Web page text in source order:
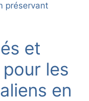
préservant
et
les
en